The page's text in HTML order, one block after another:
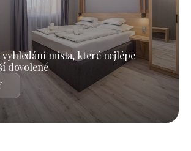
vyhledání místa, které nejlépe
dovolené